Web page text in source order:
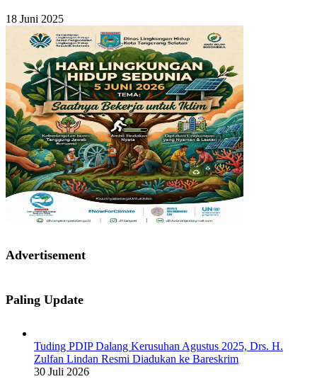
18 Juni 2025
Advertisement
Paling Update
Tuding PDIP Dalang Kerusuhan Agustus 2025, Drs. H.
Zulfan Lindan Resmi Diadukan ke Bareskrim
30 Juli 2026